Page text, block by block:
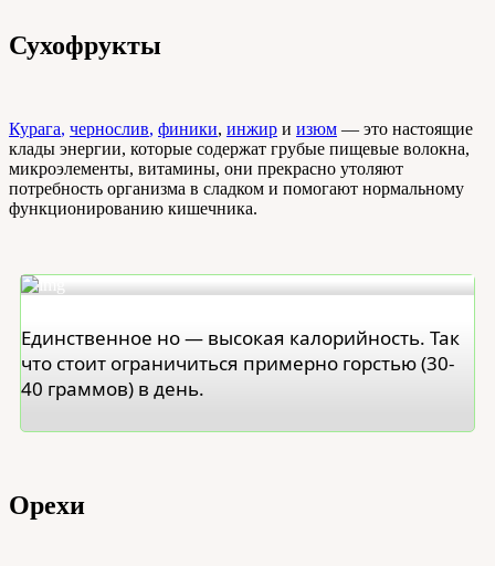
Сухофрукты
Курага, чернослив, финики, инжир и изюм — это настоящие
клады энергии, которые содержат грубые пищевые волокна,
микроэлементы, витамины, они прекрасно утоляют
потребность организма в сладком и помогают нормальному
функционированию кишечника.
Единственное но — высокая калорийность. Так
что стоит ограничиться примерно горстью (30-
40 граммов) в день.
Орехи